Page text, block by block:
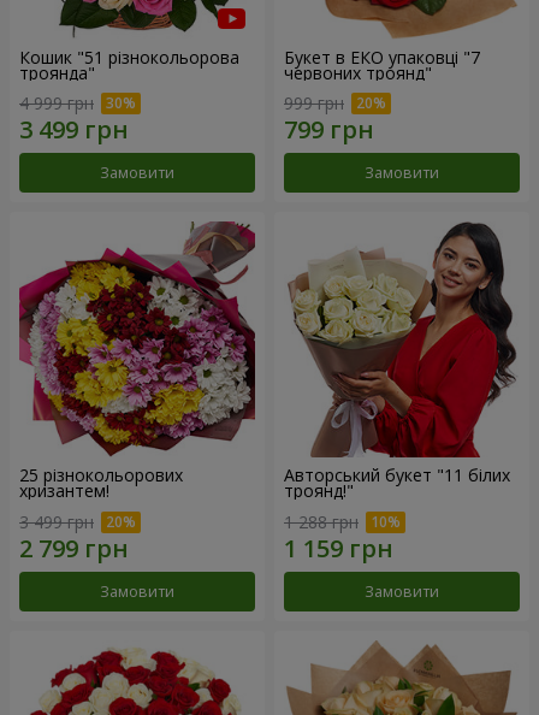
Кошик "51 різнокольорова
троянда"
4 999 грн
Замовити
Букет в ЕКО упаковці "7
червоних троянд"
999 грн
Замовити
25 різнокольорових
хризантем!
3 499 грн
Замовити
Авторський букет "11 білих
троянд!"
1 288 грн
Замовити